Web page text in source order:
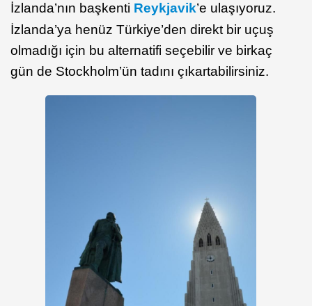
İzlanda’nın başkenti Reykjavik’e ulaşıyoruz.
İzlanda’ya henüz Türkiye’den direkt bir uçuş
olmadığı için bu alternatifi seçebilir ve birkaç
gün de Stockholm’ün tadını çıkartabilirsiniz.